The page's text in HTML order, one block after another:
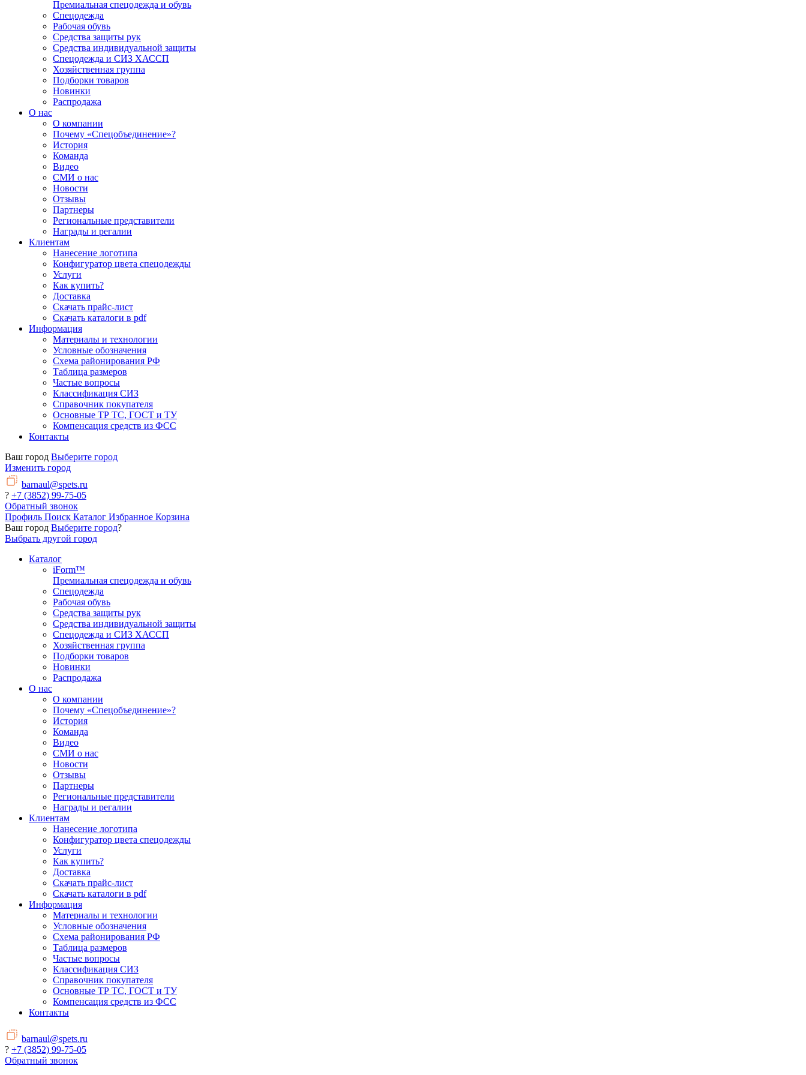
Премиальная спецодежда и обувь
Спецодежда
Рабочая обувь
Средства защиты рук
Средства индивидуальной защиты
Спецодежда и СИЗ ХАССП
Хозяйственная группа
Подборки товаров
Новинки
Распродажа
О нас
О компании
Почему «Спецобъединение»?
История
Команда
Видео
СМИ о нас
Новости
Отзывы
Партнеры
Региональные представители
Награды и регалии
Клиентам
Нанесение логотипа
Конфигуратор цвета спецодежды
Услуги
Как купить?
Доставка
Скачать прайс-лист
Скачать каталоги в pdf
Информация
Материалы и технологии
Условные обозначения
Схема районирования РФ
Таблица размеров
Частые вопросы
Классификация СИЗ
Справочник покупателя
Основные ТР ТС, ГОСТ и ТУ
Компенсация средств из ФСС
Контакты
Ваш город Выберите город
Изменить город
barnaul@spets.ru
? +7 (3852) 99-75-05
Обратный звонок
Профиль Поиск Каталог Избранное Корзина
Ваш город Выберите город?
Выбрать другой город
Каталог
iForm™
Премиальная спецодежда и обувь
Спецодежда
Рабочая обувь
Средства защиты рук
Средства индивидуальной защиты
Спецодежда и СИЗ ХАССП
Хозяйственная группа
Подборки товаров
Новинки
Распродажа
О нас
О компании
Почему «Спецобъединение»?
История
Команда
Видео
СМИ о нас
Новости
Отзывы
Партнеры
Региональные представители
Награды и регалии
Клиентам
Нанесение логотипа
Конфигуратор цвета спецодежды
Услуги
Как купить?
Доставка
Скачать прайс-лист
Скачать каталоги в pdf
Информация
Материалы и технологии
Условные обозначения
Схема районирования РФ
Таблица размеров
Частые вопросы
Классификация СИЗ
Справочник покупателя
Основные ТР ТС, ГОСТ и ТУ
Компенсация средств из ФСС
Контакты
barnaul@spets.ru
? +7 (3852) 99-75-05
Обратный звонок